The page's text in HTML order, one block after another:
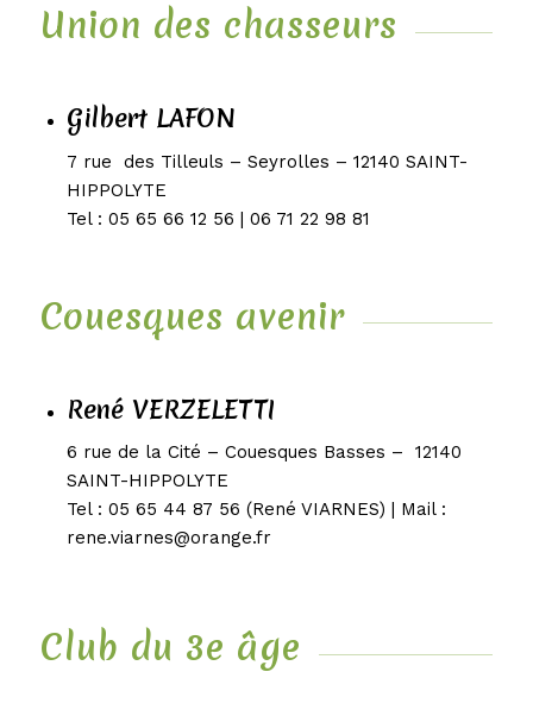
Union des chasseurs
Gilbert LAFON
7 rue des Tilleuls – Seyrolles – 12140 SAINT-
HIPPOLYTE
Tel : 05 65 66 12 56 | 06 71 22 98 81
Couesques avenir
René VERZELETTI
6 rue de la Cité – Couesques Basses – 12140
SAINT-HIPPOLYTE
Tel : 05 65 44 87 56 (René VIARNES) | Mail :
rene.viarnes@orange.fr
Club du 3e âge